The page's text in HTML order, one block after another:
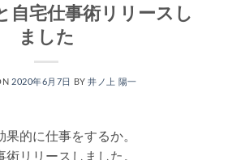
自宅仕事術リリースし
ました
2020年6月7日 BY井ノ上 陽一
的に仕事をするか。
リリースしました。